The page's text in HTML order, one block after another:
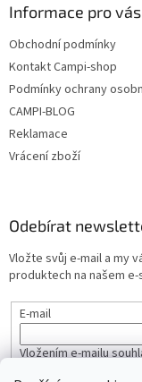
Informace pro vás
Obchodní podmínky
Kontakt Campi-shop
Podmínky ochrany
CAMPI-BLOG
Reklamace
Vrácení zboží
Odebírat
Vložte svůj e-mail a my
produktech na našem e-
E-mail
Vložením e-mailu